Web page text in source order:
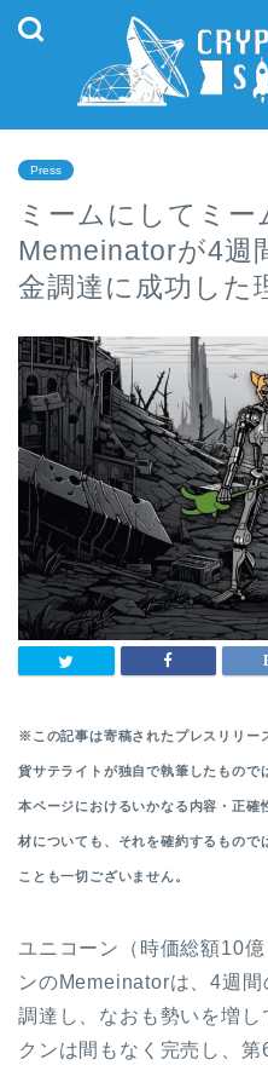
Press
ミームにしてミー
Memeinatorが4週
金調達に成功した
※この記事は寄稿されたプレスリリー
貨サテライトが独自で執筆したもので
本ページにおけるいかなる内容・正確
材についても、それを確約するもので
ことも一切ございません。
ユニコーン（時価総額10
ンのMemeinatorは、4週
調達し、なおも勢いを増
クンは間もなく完売し、